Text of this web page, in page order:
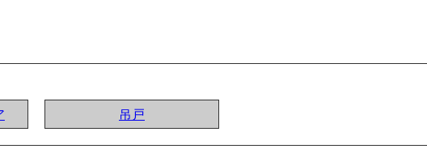
吊戸